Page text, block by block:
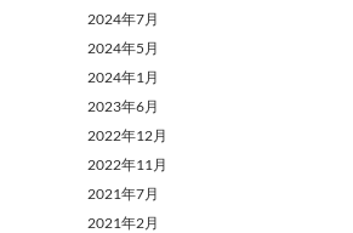
2024年7月
2024年5月
2024年1月
2023年6月
2022年12月
2022年11月
2021年7月
2021年2月